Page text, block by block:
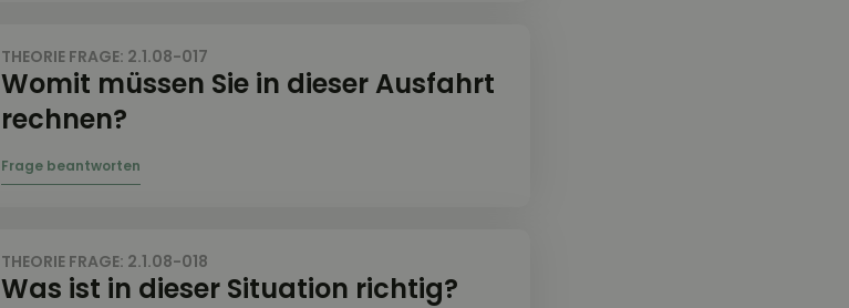
THEORIE FRAGE: 2.1.08-017
Womit müssen Sie in dieser Ausfahrt
rechnen?
THEORIE FRAGE: 2.1.08-018
Was ist in dieser Situation richtig?